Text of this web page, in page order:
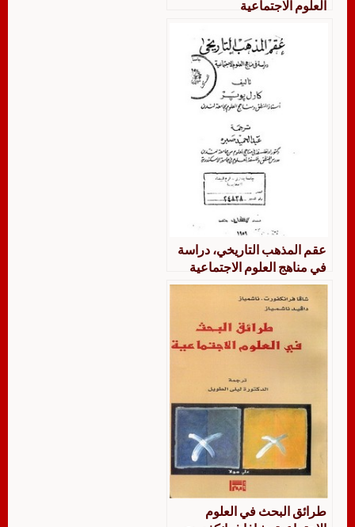
العلوم الاجتماعية
عقم المذهب التاريخي، دراسة
في مناهج العلوم الاجتماعية
طرائق البحث في العلوم